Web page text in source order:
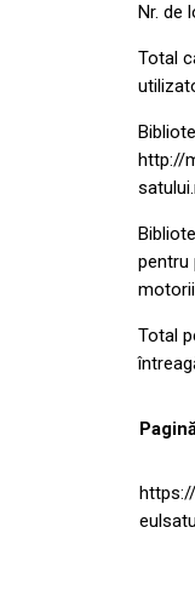
Nr. de
Total
http://
pentru
Total